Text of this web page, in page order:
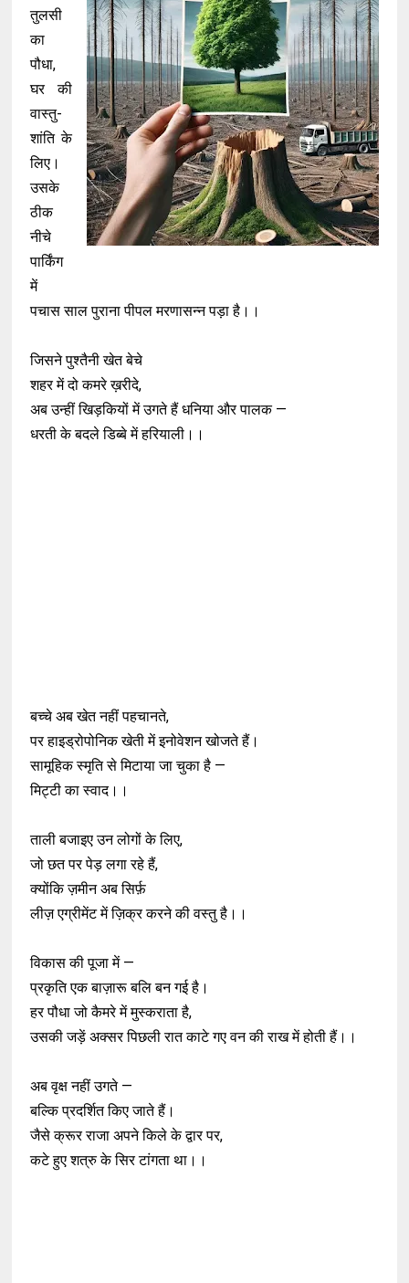
तुलसी
का
पौधा,
घर की
वास्तु-
शांति के
लिए।
उसके
ठीक
नीचे
पार्किंग
में
पचास साल पुराना पीपल मरणासन्न पड़ा है।।
जिसने पुश्तैनी खेत बेचे
शहर में दो कमरे ख़रीदे,
अब उन्हीं खिड़कियों में उगते हैं धनिया और पालक —
धरती के बदले डिब्बे में हरियाली।।
बच्चे अब खेत नहीं पहचानते,
पर हाइड्रोपोनिक खेती में इनोवेशन खोजते हैं।
सामूहिक स्मृति से मिटाया जा चुका है —
मिट्टी का स्वाद।।
ताली बजाइए उन लोगों के लिए,
जो छत पर पेड़ लगा रहे हैं,
क्योंकि ज़मीन अब सिर्फ़
लीज़ एग्रीमेंट में ज़िक्र करने की वस्तु है।।
विकास की पूजा में —
प्रकृति एक बाज़ारू बलि बन गई है।
हर पौधा जो कैमरे में मुस्कराता है,
उसकी जड़ें अक्सर पिछली रात काटे गए वन की राख में होती हैं।।
अब वृक्ष नहीं उगते —
बल्कि प्रदर्शित किए जाते हैं।
जैसे क्रूर राजा अपने किले के द्वार पर,
कटे हुए शत्रु के सिर टांगता था।।